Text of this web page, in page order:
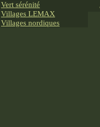
Vert sérénité
Villages LEMAX
Villages nordiques